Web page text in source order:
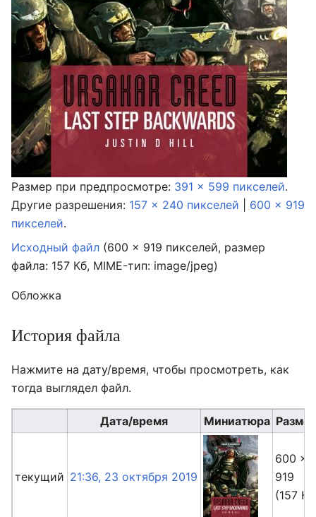
Размер при предпросмотре: 391 × 599 пикселей.
Другие разрешения: 157 × 240 пикселей
600 × 919
пикселей.
Исходный файл (600 × 919 пикселей, размер
файла: 157 Кб, MIME-тип: image/jpeg)
Обложка
История файла
Нажмите на дату/время, чтобы просмотреть, как
тогда выглядел файл.
Дата/время Миниатюра
текущий 21:36, 23 октября 2019
600 ×
919
(157